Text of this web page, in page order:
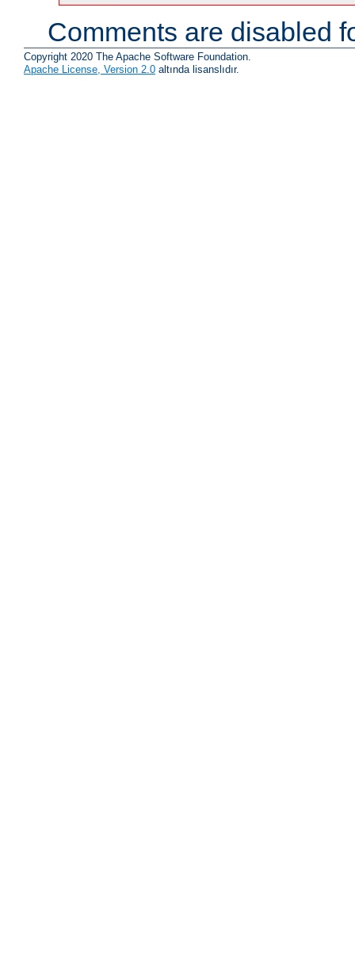
Comments are disabled
Copyright 2020 The Apache Software Foundation.
Apache License, Version 2.0 altında lisanslıdır.